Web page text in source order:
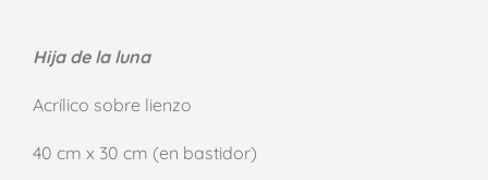
Hija de la luna
Acrílico sobre lienzo
40 cm x 30 cm (en bastidor)